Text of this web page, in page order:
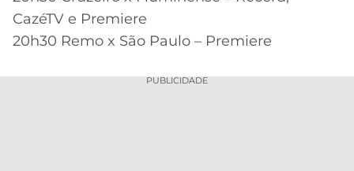
CazéTV e Premiere
20h30 Remo x São Paulo – Premiere
PUBLICIDADE